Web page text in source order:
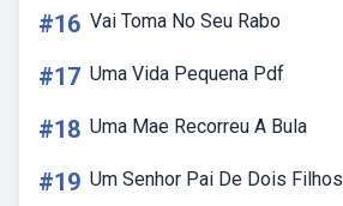
#16 Vai Toma No Seu Rabo
#17 Uma Vida Pequena Pdf
#18 Uma Mae Recorreu A Bula
#19 Um Senhor Pai De Dois Filhos